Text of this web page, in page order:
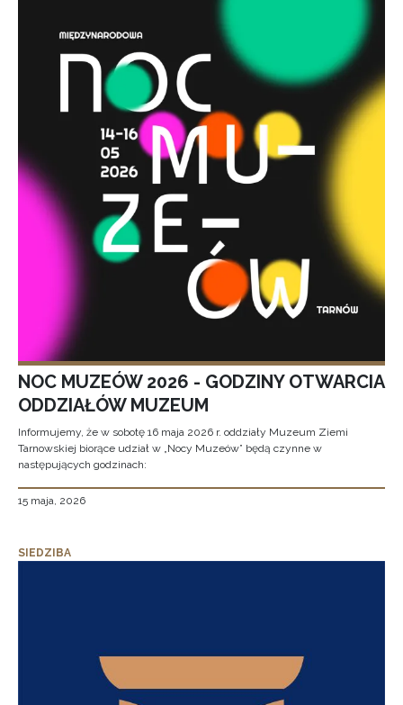
NOC MUZEÓW 2026 - GODZINY OTWARCIA
ODDZIAŁÓW MUZEUM
Informujemy, że w sobotę 16 maja 2026 r. oddziały Muzeum Ziemi
Tarnowskiej biorące udział w „Nocy Muzeów” będą czynne w
następujących godzinach:
15 maja, 2026
SIEDZIBA